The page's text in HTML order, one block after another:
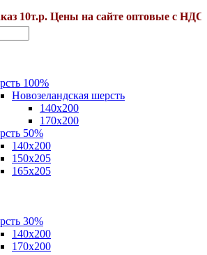
Цены на сайте оптовые с
100%
Новозеландская шерсть
140х200
170x200
50%
140x200
150х205
165х205
30%
140х200
170х200